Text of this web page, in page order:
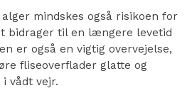
mindskes også risikoen for
bidrager til en længere levetid
er også en vigtig overvejelse,
fliseoverflader glatte og
vådt vejr.